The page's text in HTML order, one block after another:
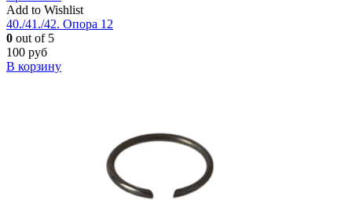
Add to Wishlist
40./41./42. Опора 12
0 out of 5
100 руб
В корзину